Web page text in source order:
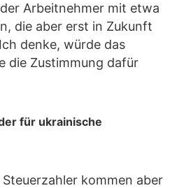
Arbeitnehmer mit etwa
die aber erst in Zukunft
denke, würde das
die Zustimmung dafür
für ukrainische
kommen aber